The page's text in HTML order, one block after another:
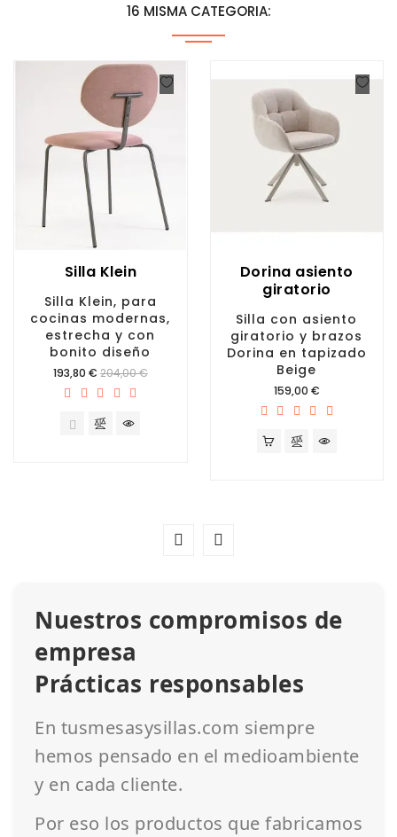
16 MISMA CATEGORIA:
Silla Klein
Silla Klein, para
cocinas modernas,
estrecha y con
bonito diseño
Precio
193,80 € 204,00 €
Dorina asiento
giratorio
Silla con asiento
giratorio y brazos
Dorina en tapizado
Beige
Precio
159,00 €
Nuestros compromisos de
empresa
Prácticas responsables
En tusmesasysillas.com siempre
hemos pensado en el medioambiente
y en cada cliente.
Por eso los productos que fabricamos